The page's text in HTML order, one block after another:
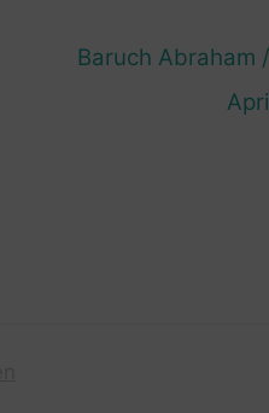
Baruch Abraham